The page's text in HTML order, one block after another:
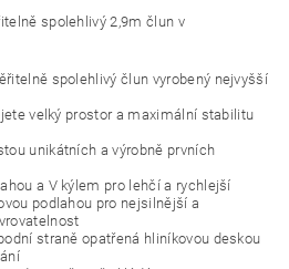
spolehlivý 2,9m člun v
spolehlivý člun vyrobený nejvyšší
velký prostor a maximální stabilitu
unikátních a výrobně prvních
a V kýlem pro lehčí a rychlejší
podlahou pro nejsilnější a
straně opatřená hliníkovou deskou